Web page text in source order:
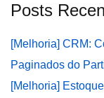
Posts
[Melhoria] CRM:
Paginados do
[Melhoria]